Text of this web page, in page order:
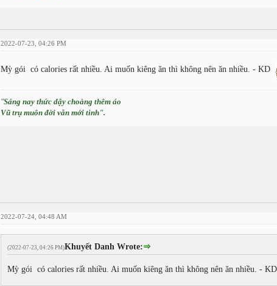
2022-07-23, 04:26 PM
Mỳ gói có calories rất nhiều. Ai muốn kiêng ăn thì không nên ăn nhiều. - KD
"Sáng nay thức dậy choàng thêm áo
Vũ trụ muôn đời vẫn mới tinh".
2022-07-24, 04:48 AM
(2022-07-23, 04:26 PM)Khuyết Danh Wrote:
Mỳ gói có calories rất nhiều. Ai muốn kiêng ăn thì không nên ăn nhiều. - KD